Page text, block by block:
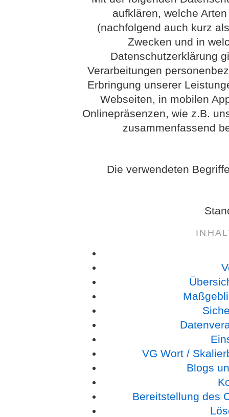
aufklären, welche
(nachfolgend auch kurz
Zwecken und in
Datenschutzerklärung
Verarbeitungen
Erbringung unserer
Webseiten, in mobilen
Onlinepräsenzen, wie z.B.
zusammenfassend
Die verwendeten
VG Wort /
Blogs
Bereitstellung des